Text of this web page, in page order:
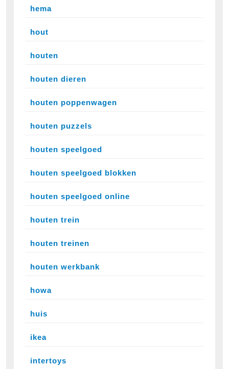
hema
hout
houten
houten dieren
houten poppenwagen
houten puzzels
houten speelgoed
houten speelgoed blokken
houten speelgoed online
houten trein
houten treinen
houten werkbank
howa
huis
ikea
intertoys